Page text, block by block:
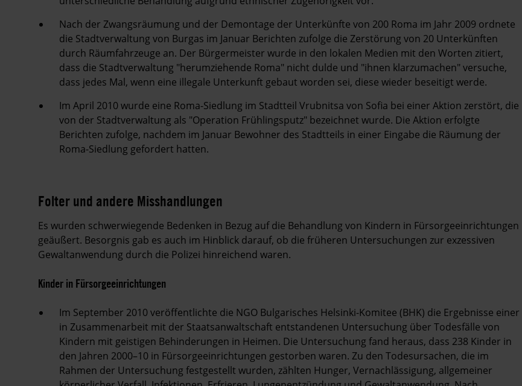
Nach der Zwangsräumung und der Demontage der Unterkünfte von 200 Roma im Jahr 2009 ordnete
die Stadtverwaltung von Burgas im Januar Berichten zufolge die Zerstörung von 20 Unterkünften
durch Räumfahrzeuge an. Der Bürgermeister wurde in den lokalen Medien mit den Worten zitiert,
dass die Stadtverwaltung "herumziehende Roma" nicht dulde und "ihnen klarzumachen" versuche,
dass jedes Mal, wenn eine illegale Unterkunft gebaut worden sei, diese wieder beseitigt werde.
Im April 2010 wurde eine Roma-Siedlung im Stadtteil Vrubnitsa von Sofia bei einer Aktion zerstört, die
von der Stadtverwaltung als "Operation Frühlingsputz" bezeichnet wurde. Die Aktion erfolgte
Berichten zufolge, nachdem im Januar Bewohner des Stadtteils in einer Eingabe die Räumung der
Roma-Siedlung gefordert hatten.
Folter und andere Misshandlungen
Es wurden schwerwiegende Bedenken in Bezug auf die Behandlung von Kindern in Fürsorgeeinrichtungen
geäußert. Besorgnis gab es auch im Hinblick darauf, ob die früheren Untersuchungen zur exzessiven
Gewaltanwendung durch die Polizei hinreichend waren.
Kinder in Fürsorgeeinrichtungen
Im September 2010 veröffentlichte die NGO Bulgarisches Helsinki-Komitee (BHK) die Ergebnisse einer
in Zusammenarbeit mit der Staatsanwaltschaft entstandenen Untersuchung über Todesfälle von
Kindern mit geistigen Behinderungen in Heimen. Die Untersuchung fand heraus, dass 238 Kinder in
den Jahren 2000–10 in Fürsorgeeinrichtungen gestorben waren. Zu den Todesursachen, die im
Rahmen der Untersuchung festgestellt wurden, zählten Hunger, Vernachlässigung, allgemeiner